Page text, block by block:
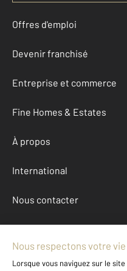
Offres d'emploi
Devenir franchisé
Entreprise et commerce
Fine Homes & Estates
À propos
International
Nous contacter
Mentions légales &